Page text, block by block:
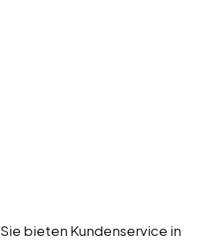
Sie bieten Kundenservice in